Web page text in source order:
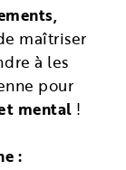
maîtriser
à les
pour
mental !
: